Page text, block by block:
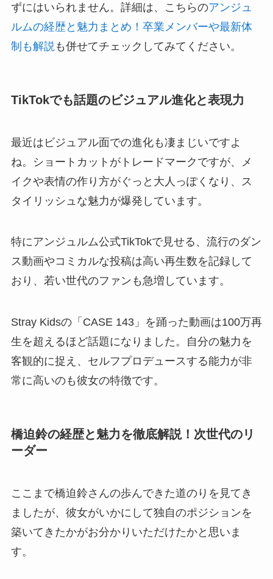
ずにはいられません。詳細は、こちらのアンジュ
ルムの経歴と魅力まとめ！卒業メンバーや最新体
制も解説 も併せてチェックしてみてください。
TikTokでも話題のビジュアル進化と表現力
最近はビジュアル面での進化も凄まじいですよ
ね。ショートカットがトレードマークですが、メ
イクや表情の作り方がぐっと大人っぽくなり、ス
タイリッシュな魅力が爆発しています。
特にアンジュルム公式TikTokで見せる、流行のダン
ス動画やコミカルな投稿は高い再生数を記録して
おり、若い世代のファンも急増しています。
Stray Kidsの「CASE 143」を踊った動画は100万再
生を超えるほど話題になりました。自分の魅力を
客観的に捉え、セルフプロデュースする能力が非
常に高いのも彼女の特徴です。
橋迫鈴の経歴と魅力を徹底解説！次世代のリ
ーダー
ここまで橋迫鈴さんの歩んできた道のりを見てき
ましたが、彼女がいかにして独自のポジションを
築いてきたかがお分かりいただけたかと思いま
す。